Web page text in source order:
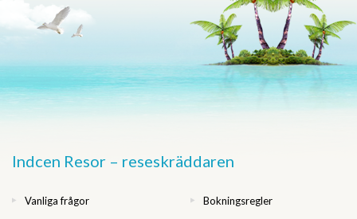
Indcen Resor – reseskräddaren
Vanliga frågor Bokningsregler